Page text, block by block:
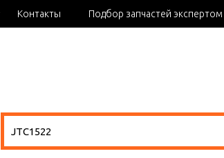
Контакты Подбор запчастей экспертом